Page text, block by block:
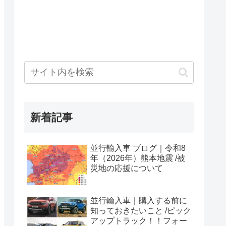
新着記事
並行輸入車 ブログ｜令和8
年（2026年）熊本地震 /被
災地の応援について
並行輸入車｜購入する前に
知っておきたいこと /ピック
アップトラック！！フォー